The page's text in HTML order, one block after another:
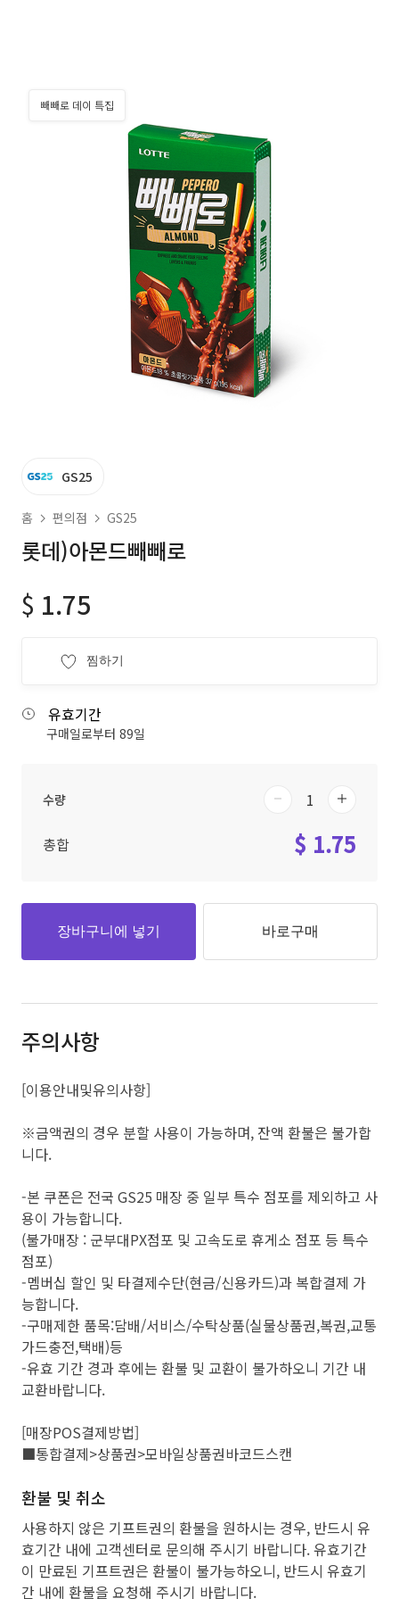
빼빼로 데이 특집
GS25
홈 편의점 GS25
롯데)아몬드빼빼로
$ 1.75
찜하기
유효기간
구매일로부터 89일
수량
총합 $ 1.75
장바구니에 넣기 바로구매
주의사항
[이용안내및유의사항]
※금액권의 경우 분할 사용이 가능하며, 잔액 환불은 불가합
니다.
-본 쿠폰은 전국 GS25 매장 중 일부 특수 점포를 제외하고 사
용이 가능합니다.
(불가매장 : 군부대PX점포 및 고속도로 휴게소 점포 등 특수
점포)
-멤버십 할인 및 타결제수단(현금/신용카드)과 복합결제 가
능합니다.
-구매제한 품목:담배/서비스/수탁상품(실물상품권,복권,교통
가드충전,택배)등
-유효 기간 경과 후에는 환불 및 교환이 불가하오니 기간 내
교환바랍니다.
[매장POS결제방법]
■통합결제>상품권>모바일상품권바코드스캔
환불 및 취소
사용하지 않은 기프트권의 환불을 원하시는 경우, 반드시 유
효기간 내에 고객센터로 문의해 주시기 바랍니다. 유효기간
이 만료된 기프트권은 환불이 불가능하오니, 반드시 유효기
간 내에 환불을 요청해 주시기 바랍니다.